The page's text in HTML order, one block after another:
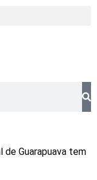
de Guarapuava tem